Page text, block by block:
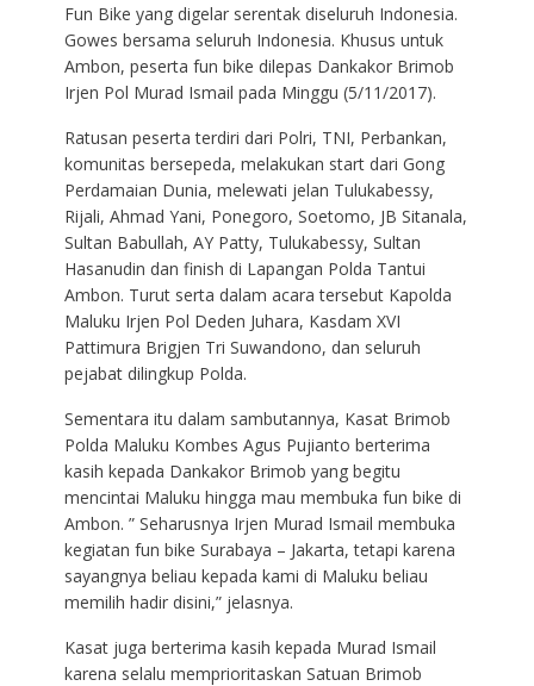
Fun Bike yang digelar serentak diseluruh Indonesia.
Gowes bersama seluruh Indonesia. Khusus untuk
Ambon, peserta fun bike dilepas Dankakor Brimob
Irjen Pol Murad Ismail pada Minggu (5/11/2017).
Ratusan peserta terdiri dari Polri, TNI, Perbankan,
komunitas bersepeda, melakukan start dari Gong
Perdamaian Dunia, melewati jelan Tulukabessy,
Rijali, Ahmad Yani, Ponegoro, Soetomo, JB Sitanala,
Sultan Babullah, AY Patty, Tulukabessy, Sultan
Hasanudin dan finish di Lapangan Polda Tantui
Ambon. Turut serta dalam acara tersebut Kapolda
Maluku Irjen Pol Deden Juhara, Kasdam XVI
Pattimura Brigjen Tri Suwandono, dan seluruh
pejabat dilingkup Polda.
Sementara itu dalam sambutannya, Kasat Brimob
Polda Maluku Kombes Agus Pujianto berterima
kasih kepada Dankakor Brimob yang begitu
mencintai Maluku hingga mau membuka fun bike di
Ambon. ” Seharusnya Irjen Murad Ismail membuka
kegiatan fun bike Surabaya – Jakarta, tetapi karena
sayangnya beliau kepada kami di Maluku beliau
memilih hadir disini,” jelasnya.
Kasat juga berterima kasih kepada Murad Ismail
karena selalu memprioritaskan Satuan Brimob